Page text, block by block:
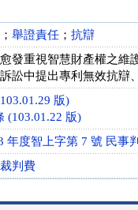
； 舉證責任 ； 抗辯
發重視智慧財產權之維
訟中提出專利無效抗辯
版)
(103.01.22 版)
年度智上字第 7 號 民事
判費